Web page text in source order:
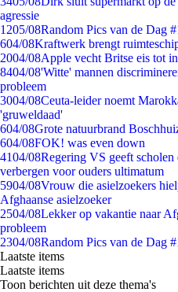
agressie
1205/08Random Pics van de Dag
604/08Kraftwerk brengt
2004/08Apple vecht Britse eis tot
8404/08'Witte' mannen
probleem
3004/08Ceuta-leider noemt
'gruweldaad'
604/08Grote natuurbrand
604/08FOK! was even down
4104/08Regering VS geeft
verbergen voor ouders ultimatum
5904/08Vrouw die asielzoekers
Afghaanse asielzoeker
2504/08Lekker op vakantie naar
probleem
2304/08Random Pics van de Dag
Laatste items
Laatste items
Toon berichten uit deze thema's